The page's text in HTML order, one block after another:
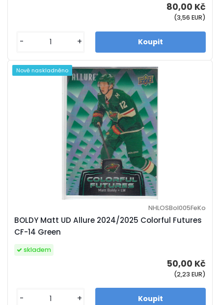
80,00 Kč
(3,56 EUR)
- +
BOLDY Matt UD Allure 2024/2025 Colorful Futures
CF-14 Green
NHLOSBol005FeKo
50,00 Kč
(2,23 EUR)
skladem
- +
Nově naskladněno